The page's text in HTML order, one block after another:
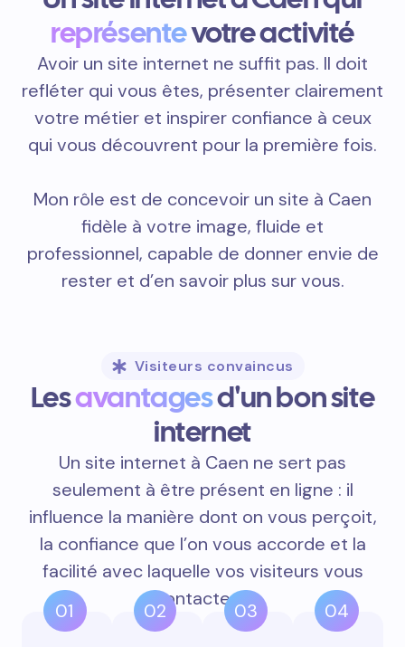
représentevotre activité
Avoir un site internet ne suffit pas. Il doit
refléter qui vous êtes, présenter clairement
votre métier et inspirer confiance à ceux
qui vous découvrent pour la première fois.
Mon rôle est de concevoir un site à Caen
fidèle à votre image, fluide et
professionnel, capable de donner envie de
rester et d’en savoir plus sur vous.
Visiteurs convaincus
Lesavantagesd'un bon site
internet
Un site internet à Caen ne sert pas
seulement à être présent en ligne : il
influence la manière dont on vous perçoit,
la confiance que l’on vous accorde et la
facilité avec laquelle vos visiteurs vous
contactent.
01 02 03 04